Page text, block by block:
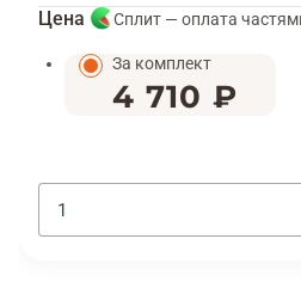
Цена Сплит — оплата
За комплект
4 710 ₽